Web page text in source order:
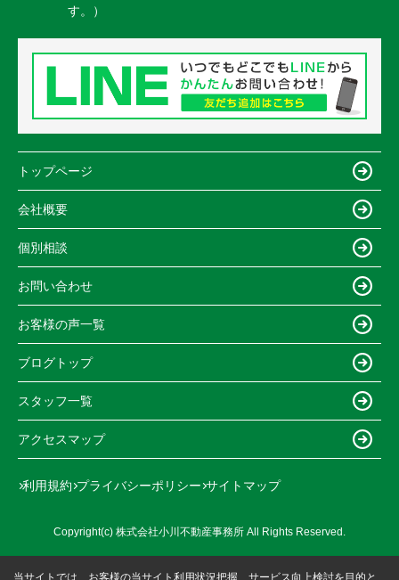
す。）
トップページ
会社概要
個別相談
お問い合わせ
お客様の声一覧
ブログトップ
スタッフ一覧
アクセスマップ
利用規約 プライバシーポリシー サイトマップ
Copyright(c) 株式会社小川不動産事務所 All Rights Reserved.
当サイトでは、お客様の当サイト利用状況把握、サービス向上検討を目的と